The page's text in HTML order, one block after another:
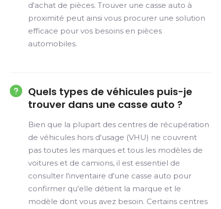
d'achat de pièces. Trouver une casse auto à
proximité peut ainsi vous procurer une solution
efficace pour vos besoins en pièces
automobiles.
Quels types de véhicules puis-je
trouver dans une casse auto ?
Bien que la plupart des centres de récupération
de véhicules hors d'usage (VHU) ne couvrent
pas toutes les marques et tous les modèles de
voitures et de camions, il est essentiel de
consulter l'inventaire d'une casse auto pour
confirmer qu'elle détient la marque et le
modèle dont vous avez besoin. Certains centres